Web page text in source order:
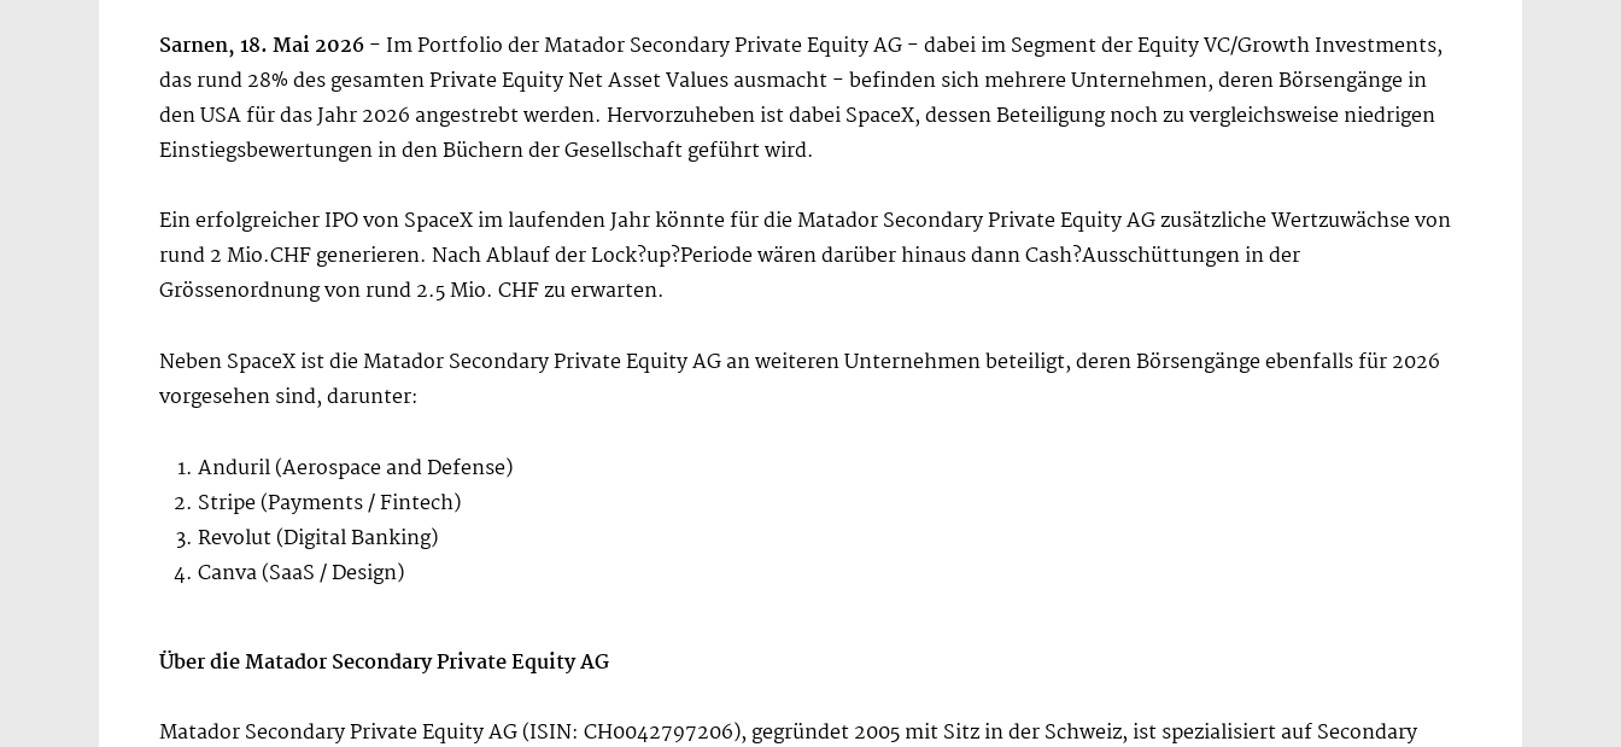
Sarnen, 18. Mai 2026- Im Portfolio der Matador Secondary Private Equity AG - dabei im Segment der Equity VC/Growth Investments,
das rund 28% des gesamten Private Equity Net Asset Values ausmacht - befinden sich mehrere Unternehmen, deren Börsengänge in
den USA für das Jahr 2026 angestrebt werden. Hervorzuheben ist dabei SpaceX, dessen Beteiligung noch zu vergleichsweise niedrigen
Einstiegsbewertungen in den Büchern der Gesellschaft geführt wird.
Ein erfolgreicher IPO von SpaceX im laufenden Jahr könnte für die Matador Secondary Private Equity AG zusätzliche Wertzuwächse von
rund 2 Mio.CHF generieren. Nach Ablauf der Lock?up?Periode wären darüber hinaus dann Cash?Ausschüttungen in der
Grössenordnung von rund 2.5 Mio. CHF zu erwarten.
Neben SpaceX ist die Matador Secondary Private Equity AG an weiteren Unternehmen beteiligt, deren Börsengänge ebenfalls für 2026
vorgesehen sind, darunter:
Anduril (Aerospace and Defense)
Stripe (Payments / Fintech)
Revolut (Digital Banking)
Canva (SaaS / Design)
Über die Matador Secondary Private Equity AG
Matador Secondary Private Equity AG (ISIN: CH0042797206), gegründet 2005 mit Sitz in der Schweiz, ist spezialisiert auf Secondary